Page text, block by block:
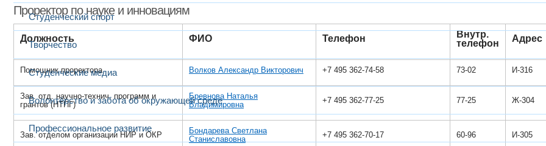
Студенческий спорт
Творчество
Студенческие медиа
Волонтёрство и забота об окружающей среде
Профессиональное развитие
Проректор по науке и инновациям
Должность ФИО Телефон
Внутр.
телефон
Адрес
Помощник проректора Волков Александр Викторович +7 495 362-74-58 73-02 И-316
Зав. отд. научно-технич. программ и
грантов (НТПГ)
Бревнова Наталья
Владимировна
+7 495 362-77-25 77-25 Ж-304
Зав. отделом организации НИР и ОКР
Бондарева Светлана
Станиславовна
+7 495 362-70-17 60-96 И-305